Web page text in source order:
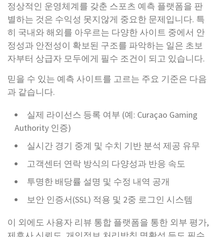
정상적인 운영체계를 갖춘 스포츠 예측 플랫폼을 판
별하는 것은 수익성 못지않게 중요한 문제입니다. 특
히 국내와 해외를 아우르는 다양한 사이트 중에서 안
정성과 안전성이 확보된 구조를 파악하는 일은 초보
자부터 상급자 모두에게 필수 조건이 되고 있습니다.
믿을 수 있는 예측 사이트를 고르는 주요 기준은 다음
과 같습니다.
실제 라이선스 등록 여부 (예: Curaçao Gaming
Authority 인증)
실시간 경기 중계 및 수치 기반 분석 제공 유무
고객센터 연락 방식의 다양성과 반응 속도
투명한 배당률 설명 및 수정 내역 공개
보안 인증서(SSL) 적용 및 2중 로그인 시스템
이 외에도 사용자 리뷰 통합 플랫폼을 통한 외부 평가,